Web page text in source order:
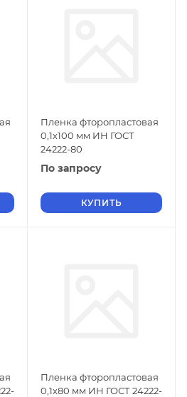
Пленка фторопластовая
0,1х100 мм ИН ГОСТ
24222-80
По запросу
КУПИТЬ
Пленка фторопластовая
0,1х80 мм ИН ГОСТ 24222-